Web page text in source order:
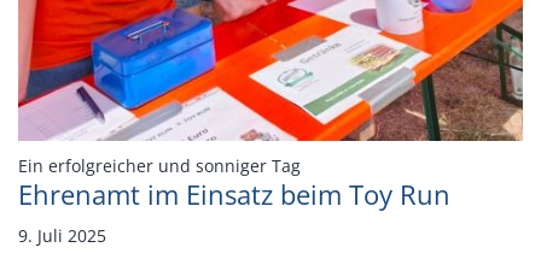
Ein erfolgreicher und sonniger Tag:
Ehrenamt im Einsatz beim Toy Run
9. Juli 2025